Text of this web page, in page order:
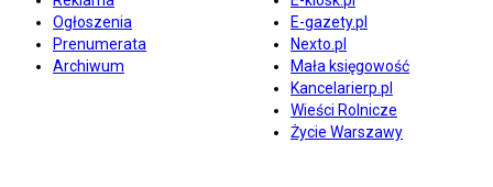
Ogłoszenia
Prenumerata
Archiwum
E-gazety.pl
Nexto.pl
Mała księgowość
Kancelarierp.pl
Wieści Rolnicze
Życie Warszawy